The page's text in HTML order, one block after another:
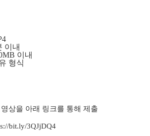
이내
이내
형식
상을 아래 링크를 통해 제출
bit.ly/3QJjDQ4